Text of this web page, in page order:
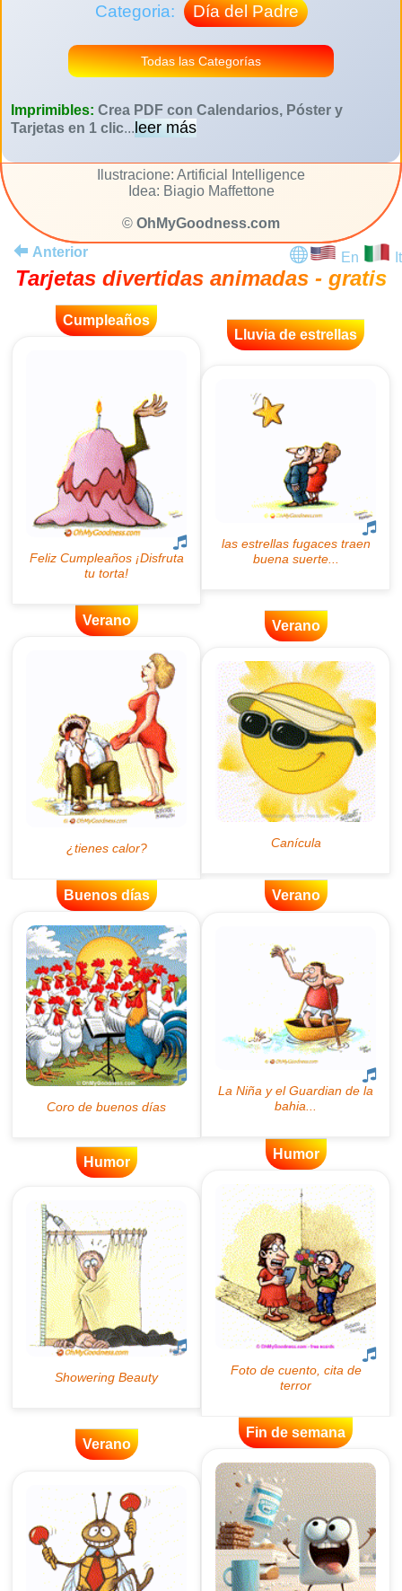
Categoria: Día del Padre
Todas las Categorías
Imprimibles: Crea PDF con Calendarios, Póster y
Tarjetas en 1 clic... leer más
Ilustracione: Artificial Intelligence
Idea: Biagio Maffettone
© OhMyGoodness.com
Anterior
En It
Tarjetas divertidas animadas - gratis
Cumpleaños
Lluvia de estrellas
Verano Verano
Buenos días Verano
Humor
Humor
Verano
Fin de semana